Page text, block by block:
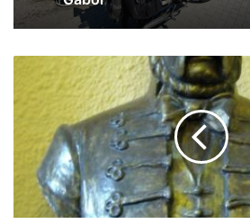
Szegedi Pletykák: jéghideg
valamint megkérdeztük
éli túl a brutális hőséget
“Tud időzíteni” –
Szabados Ági első